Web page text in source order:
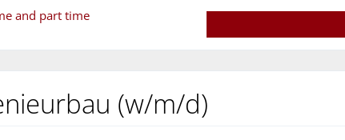
and part time
(w/m/d)